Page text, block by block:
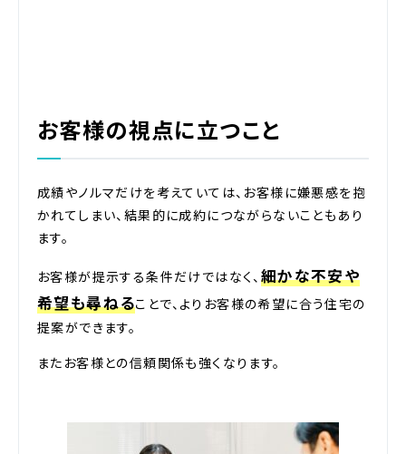
お客様の視点に立つこと
成績やノルマだけを考えていては、お客様に嫌悪感を抱
かれてしまい、結果的に成約につながらないこともあり
ます。
お客様が提示する条件だけではなく、 細かな不安や
希望も尋ねることで、よりお客様の希望に合う住宅の
提案ができます。
またお客様との信頼関係も強くなります。